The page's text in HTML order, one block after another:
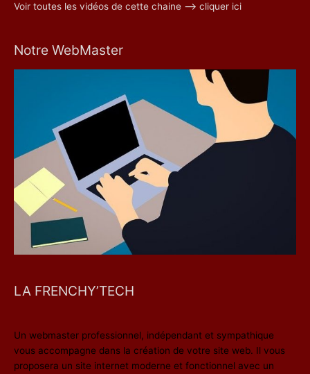
Voir toutes les vidéos de cette chaine –> cliquer ici
Notre WebMaster
LA FRENCHY’TECH
Un webmaster professionnel, indépendant et sympathique
vous accompagne dans la création de votre site web. Il vous
proposera un site internet moderne et fonctionnel avec un